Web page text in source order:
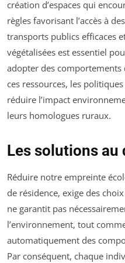
création d’espaces qui
règles favorisant l’accès à
transports publics efficaces
végétalisées est essentiel
adopter des comportements
ces ressources, les
réduire l’impact
leurs homologues ruraux.
Les solutions au
Réduire notre empreinte
de résidence, exige des
ne garantit pas
l’environnement, tout
automatiquement des
Par conséquent, chaque